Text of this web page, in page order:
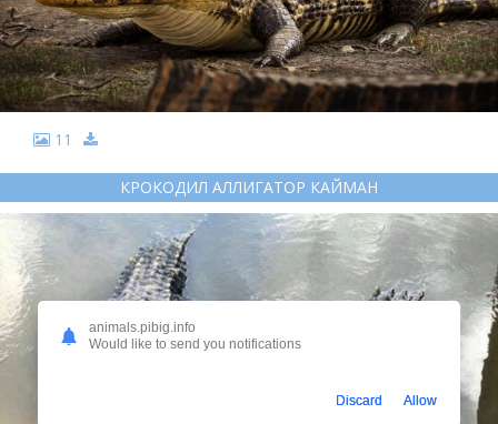
11
КРОКОДИЛ АЛЛИГАТОР КАЙМАН
animals.pibig.info
Would like to send you notifications
Discard Allow